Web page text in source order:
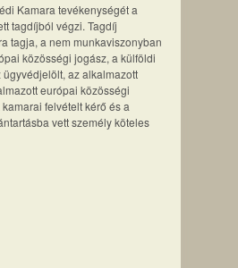
Kamara tevékenységét a
tagdíjból végzi. Tagdíj
tagja, a nem munkaviszonyban
közösségi jogász, a külföldi
az alkalmazott
európai közösségi
felvételt kérő és a
vett személy köteles